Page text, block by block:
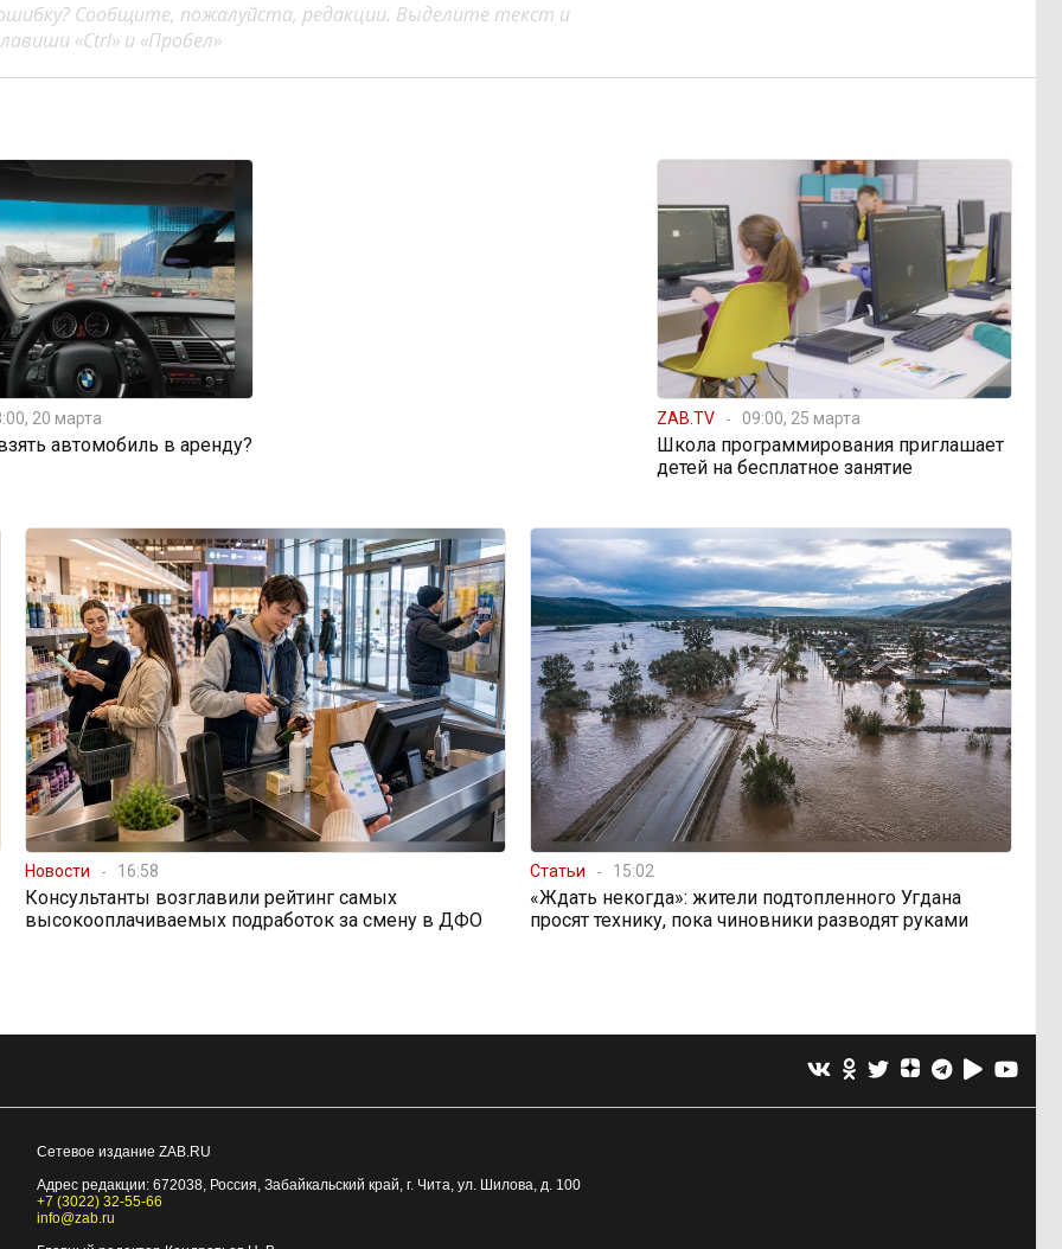
Сообщите, пожалуйста, редакции. Выделите текст и
«Ctrl» и «Пробел»
20 марта
автомобиль в аренду?
ZAB.TV 09:00, 25 марта
Школа программирования приглашает
детей на бесплатное занятие
Новости 16:58
Консультанты возглавили рейтинг самых
высокооплачиваемых подработок за смену в ДФО
Статьи 15:02
«Ждать некогда»: жители подтопленного Угдана
просят технику, пока чиновники разводят руками
Сетевое издание ZAB.RU
Адрес редакции: 672038, Россия, Забайкальский край, г. Чита, ул. Шилова, д. 100
+7 (3022) 32-55-66
info@zab.ru